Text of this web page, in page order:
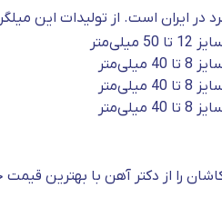
ایران است. از تولیدات این
را از دکتر آهن با بهترین قیمت